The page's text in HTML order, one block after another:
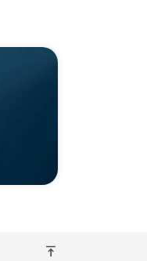
vertical_align_top